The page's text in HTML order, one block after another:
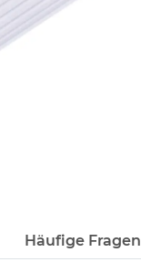
Häufige Fragen